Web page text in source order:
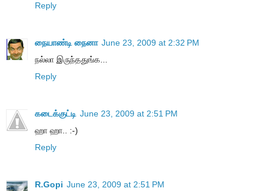
Reply
நையாண்டி நைனா June 23, 2009 at 2:32 PM
நல்லா இருந்ததுங்க...
Reply
கடைக்குட்டி June 23, 2009 at 2:51 PM
ஹா ஹா.. :-)
Reply
R.Gopi June 23, 2009 at 2:51 PM